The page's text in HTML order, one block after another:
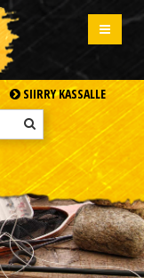
SIIRRY KASSALLE